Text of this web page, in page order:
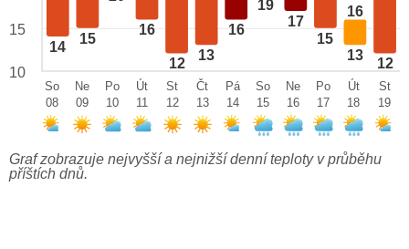
14
15
16
12
13
16
19
17
15
16
13
12
15
10
So
08
Ne
09
Po
10
Út
11
St
12
Čt
13
Pá
14
So
15
Ne
16
Po
17
Út
18
St
19
Graf zobrazuje nejvyšší a nejnižší denní teploty v průběhu
příštích dnů.